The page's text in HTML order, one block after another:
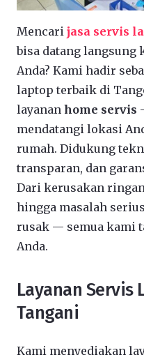
Mencari jasa servis
bisa datang langsung
Anda? Kami hadir
laptop terbaik di
layanan home servis
mendatangi lokasi
rumah. Didukung
transparan, dan
Dari kerusakan
hingga masalah
rusak — semua kami
Anda.
Layanan Servis
Tangani
Kami menyediakan